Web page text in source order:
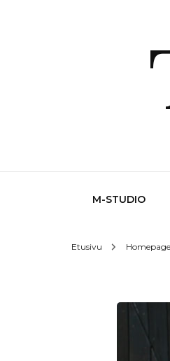
M-STUDIO
Etusivu Homepage